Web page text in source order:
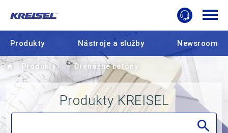
Produkty Nástroje a služby Newsroom
Home
Produkty Drenážne betóny
Produkty KREISEL